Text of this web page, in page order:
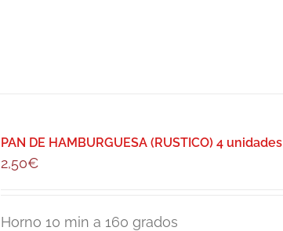
PAN DE HAMBURGUESA (RUSTICO) 4 unidades
2,50€
Horno 10 min a 160 grados